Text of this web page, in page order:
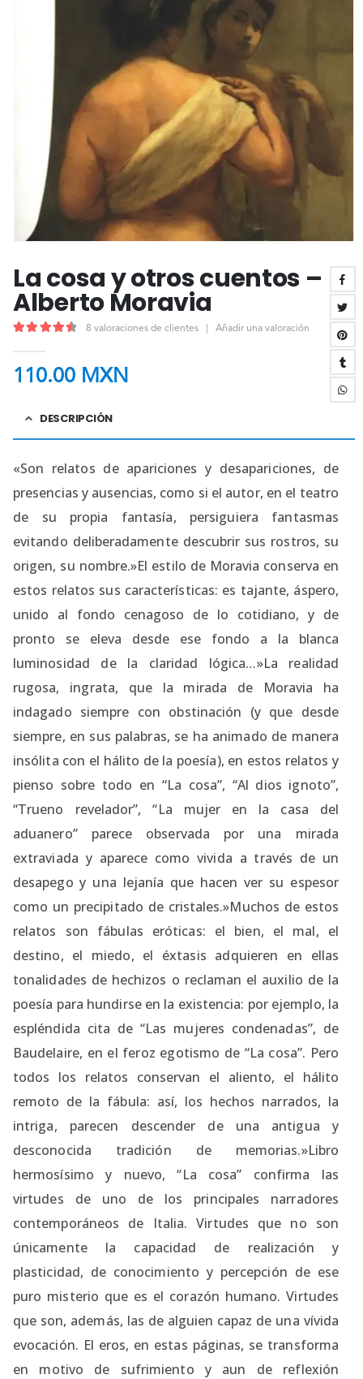
La cosa y otros cuentos –
Alberto Moravia
8 valoraciones de clientes Añadir una valoración
110.00 MXN
DESCRIPCIÓN
«Son relatos de apariciones y desapariciones, de
presencias y ausencias, como si el autor, en el teatro
de su propia fantasía, persiguiera fantasmas
evitando deliberadamente descubrir sus rostros, su
origen, su nombre.»El estilo de Moravia conserva en
estos relatos sus características: es tajante, áspero,
unido al fondo cenagoso de lo cotidiano, y de
pronto se eleva desde ese fondo a la blanca
luminosidad de la claridad lógica…»La realidad
rugosa, ingrata, que la mirada de Moravia ha
indagado siempre con obstinación (y que desde
siempre, en sus palabras, se ha animado de manera
insólita con el hálito de la poesía), en estos relatos y
pienso sobre todo en “La cosa”, “Al dios ignoto”,
“Trueno revelador”, “La mujer en la casa del
aduanero” parece observada por una mirada
extraviada y aparece como vivida a través de un
desapego y una lejanía que hacen ver su espesor
como un precipitado de cristales.»Muchos de estos
relatos son fábulas eróticas: el bien, el mal, el
destino, el miedo, el éxtasis adquieren en ellas
tonalidades de hechizos o reclaman el auxilio de la
poesía para hundirse en la existencia: por ejemplo, la
espléndida cita de “Las mujeres condenadas”, de
Baudelaire, en el feroz egotismo de “La cosa”. Pero
todos los relatos conservan el aliento, el hálito
remoto de la fábula: así, los hechos narrados, la
intriga, parecen descender de una antigua y
desconocida tradición de memorias.»Libro
hermosísimo y nuevo, “La cosa” confirma las
virtudes de uno de los principales narradores
contemporáneos de Italia. Virtudes que no son
únicamente la capacidad de realización y
plasticidad, de conocimiento y percepción de ese
puro misterio que es el corazón humano. Virtudes
que son, además, las de alguien capaz de una vívida
evocación. El eros, en estas páginas, se transforma
en motivo de sufrimiento y aun de reflexión